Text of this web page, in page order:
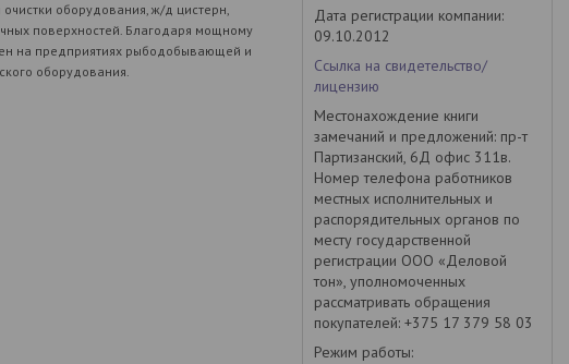
оборудования, ж/д цистерн,
поверхностей. Благодаря мощному
на предприятиях рыбодобывающей и
оборудования.
Дата регистрации компании:
09.10.2012
Ссылка на свидетельство/
лицензию
Местонахождение книги
замечаний и предложений: пр-т
Партизанский, 6Д офис 311в.
Номер телефона работников
местных исполнительных и
распорядительных органов по
месту государственной
регистрации ООО «Деловой
тон», уполномоченных
рассматривать обращения
покупателей: +375 17 379 58 03
Режим работы: